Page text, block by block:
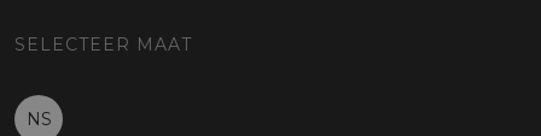
SELECTEER MAAT
NS